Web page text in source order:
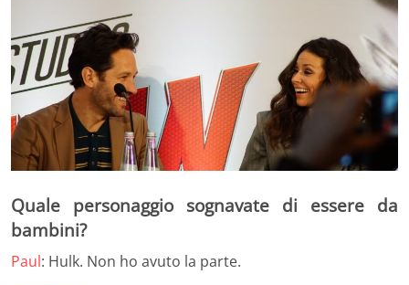
Quale personaggio sognavate di essere da
bambini?
Paul: Hulk. Non ho avuto la parte.